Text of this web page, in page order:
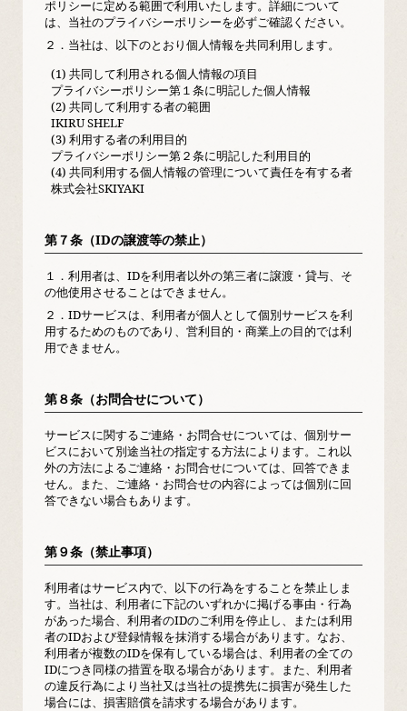
ポリシーに定める範囲で利用いたします。詳細について
は、当社のプライバシーポリシーを必ずご確認ください。
２． 当社は、以下のとおり個人情報を共同利用します。
(1) 共同して利用される個人情報の項目
プライバシーポリシー第１条に明記した個人情報
(2) 共同して利用する者の範囲
IKIRU SHELF
(3) 利用する者の利用目的
プライバシーポリシー第２条に明記した利用目的
(4) 共同利用する個人情報の管理について責任を有する者
株式会社SKIYAKI
第７条（IDの譲渡等の禁止）
１． 利用者は、IDを利用者以外の第三者に譲渡・貸与、そ
の他使用させることはできません。
２． IDサービスは、利用者が個人として個別サービスを利
用するためのものであり、営利目的・商業上の目的では利
用できません。
第８条（お問合せについて）
サービスに関するご連絡・お問合せについては、個別サー
ビスにおいて別途当社の指定する方法によります。これ以
外の方法によるご連絡・お問合せについては、回答できま
せん。また、ご連絡・お問合せの内容によっては個別に回
答できない場合もあります。
第９条（禁止事項）
利用者はサービス内で、以下の行為をすることを禁止しま
す。当社は、利用者に下記のいずれかに掲げる事由・行為
があった場合、利用者のIDのご利用を停止し、または利用
者のIDおよび登録情報を抹消する場合があります。なお、
利用者が複数のIDを保有している場合は、利用者の全ての
IDにつき同様の措置を取る場合があります。また、利用者
の違反行為により当社又は当社の提携先に損害が発生した
場合には、損害賠償を請求する場合があります。